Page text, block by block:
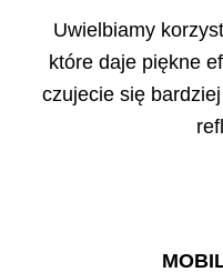
Uwielbiamy
które daje piękne
czujecie się bardziej